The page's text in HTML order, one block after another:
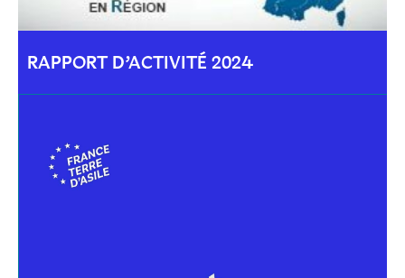
RAPPORT D’ACTIVITÉ 2024